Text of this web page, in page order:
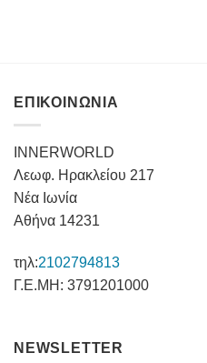
ΕΠΙΚΟΙΝΩΝΙΑ
INNERWORLD
Λεωφ. Ηρακλείου 217
Νέα Ιωνία
Αθήνα 14231
τηλ:2102794813
Γ.Ε.ΜΗ: 3791201000
NEWSLETTER